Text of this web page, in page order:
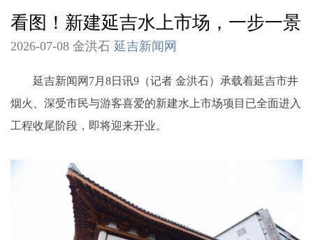
看图！新建延吉水上市场，一步一景
2026-07-08 金洪石 延吉新闻网
延吉新闻网7月8日讯9（记者 金洪石）承载着延吉市井
烟火、深受市民与游客喜爱的新建水上市场项目已全面进入
工程收尾阶段，即将迎来开业。